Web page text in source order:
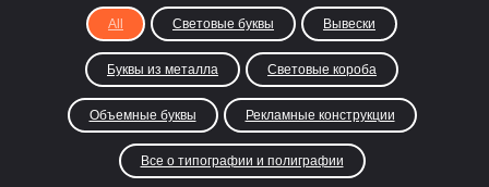
All Световые буквы Вывески
Буквы из металла Световые короба
Объемные буквы Рекламные конструкции
Все о типографии и полиграфии